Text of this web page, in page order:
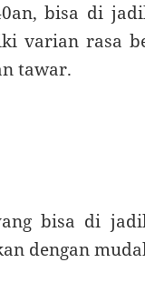
bisa di
varian rasa
tawar.
bisa di
dengan